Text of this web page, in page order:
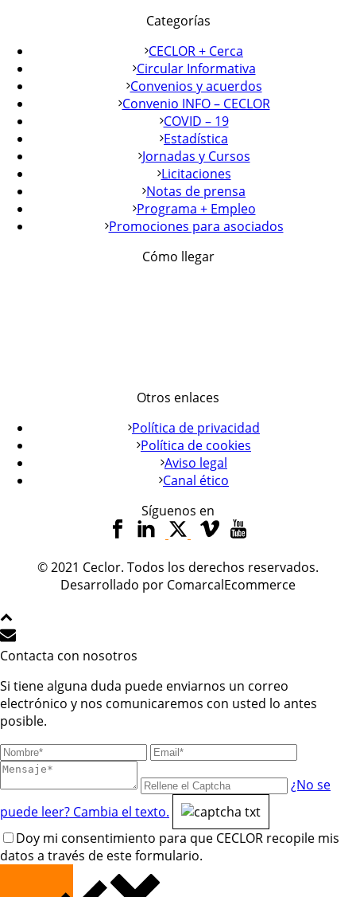
Categorías
CECLOR + Cerca
Circular Informativa
Convenios y acuerdos
Convenio INFO – CECLOR
COVID – 19
Estadística
Jornadas y Cursos
Licitaciones
Notas de prensa
Programa + Empleo
Promociones para asociados
Cómo llegar
Otros enlaces
Política de privacidad
Política de cookies
Aviso legal
Canal ético
Síguenos en
© 2021 Ceclor. Todos los derechos reservados.
Desarrollado por ComarcalEcommerce
Contacta con nosotros
Si tiene alguna duda puede enviarnos un correo
electrónico y nos comunicaremos con usted lo antes
posible.
¿No se
puede leer? Cambia el texto.
Doy mi consentimiento para que CECLOR recopile mis
datos a través de este formulario.